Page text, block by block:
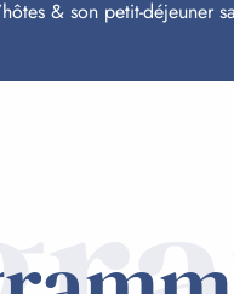
& son petit-déjeuner